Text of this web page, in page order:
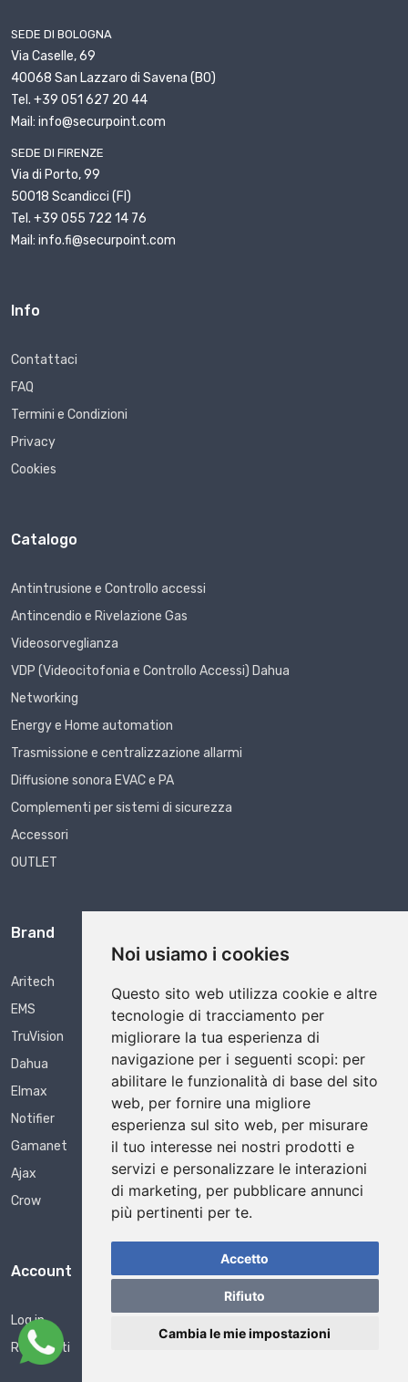
Noi usiamo i cookies
Questo sito web utilizza cookie e altre
tecnologie di tracciamento per
migliorare la tua esperienza di
navigazione per i seguenti scopi: per
abilitare le funzionalità di base del sito
web, per fornire una migliore
esperienza sul sito web, per misurare
il tuo interesse nei nostri prodotti e
servizi e personalizzare le interazioni
di marketing, per pubblicare annunci
più pertinenti per te.
Accetto
Rifiuto
Cambia le mie impostazioni
SEDE DI BOLOGNA
Via Caselle, 69
40068 San Lazzaro di Savena (BO)
Tel. +39 051 627 20 44
Mail: info@securpoint.com
SEDE DI FIRENZE
Via di Porto, 99
50018 Scandicci (FI)
Tel. +39 055 722 14 76
Mail: info.fi@securpoint.com
Info
Contattaci
FAQ
Termini e Condizioni
Privacy
Cookies
Catalogo
Antintrusione e Controllo accessi
Antincendio e Rivelazione Gas
Videosorveglianza
VDP (Videocitofonia e Controllo Accessi) Dahua
Networking
Energy e Home automation
Trasmissione e centralizzazione allarmi
Diffusione sonora EVAC e PA
Complementi per sistemi di sicurezza
Accessori
OUTLET
Brand
Aritech
EMS
TruVision
Dahua
Elmax
Notifier
Gamanet
Ajax
Crow
Account
Log in
Registrati